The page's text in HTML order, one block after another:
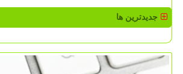
جدیدترین ها